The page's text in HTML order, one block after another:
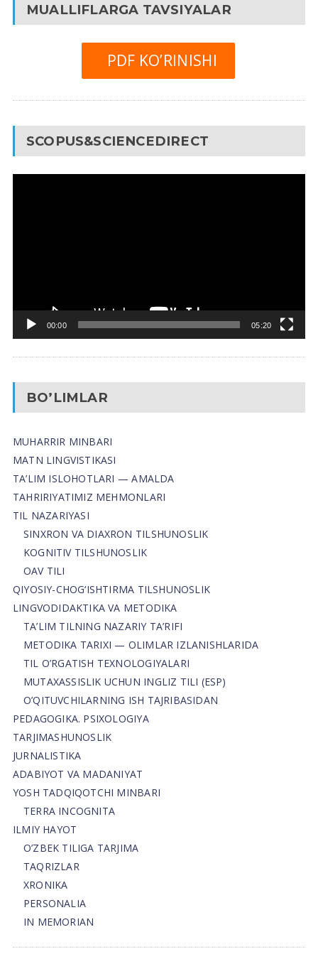
MUALLIFLARGA TAVSIYALAR
PDF KO’RINISHI
SCOPUS&SCIENCEDIRECT
00:00 05:20
BO’LIMLAR
MUHARRIR MINBARI
MATN LINGVISTIKASI
TA’LIM ISLOHOTLARI — AMALDA
TAHRIRIYATIMIZ MEHMONLARI
TIL NAZARIYASI
SINXRON VA DIAXRON TILSHUNOSLIK
KOGNITIV TILSHUNOSLIK
OAV TILI
QIYOSIY-CHOG‘ISHTIRMA TILSHUNOSLIK
LINGVODIDAKTIKA VA METODIKA
TA’LIM TILNING NAZARIY TA’RIFI
METODIKA TARIXI — OLIMLAR IZLANISHLARIDA
TIL O’RGATISH TEXNOLOGIYALARI
MUTAXASSISLIK UCHUN INGLIZ TILI (ESP)
O’QITUVCHILARNING ISH TAJRIBASIDAN
PEDAGOGIKA. PSIXOLOGIYA
TARJIMASHUNOSLIK
JURNALISTIKA
ADABIYOT VA MADANIYAT
YOSH TADQIQOTCHI MINBARI
TERRA INCOGNITA
ILMIY HAYOT
O’ZBEK TILIGA TARJIMA
TAQRIZLAR
XRONIKA
PERSONALIA
IN MEMORIAN